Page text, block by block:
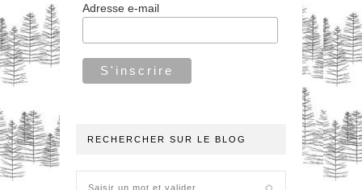
Adresse e-mail
RECHERCHER SUR LE BLOG